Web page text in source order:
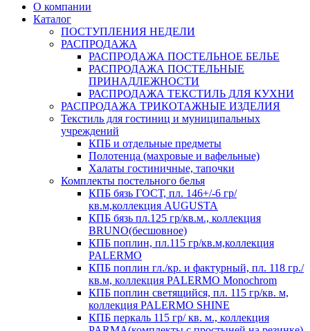
О компании
Каталог
ПОСТУПЛЕНИЯ НЕДЕЛИ
РАСПРОДАЖА
РАСПРОДАЖА ПОСТЕЛЬНОЕ БЕЛЬЕ
РАСПРОДАЖА ПОСТЕЛЬНЫЕ
ПРИНАДЛЕЖНОСТИ
РАСПРОДАЖА ТЕКСТИЛЬ ДЛЯ КУХНИ
РАСПРОДАЖА ТРИКОТАЖНЫЕ ИЗДЕЛИЯ
Текстиль для гостиниц и муниципальных
учреждений
КПБ и отдельные предметы
Полотенца (махровые и вафельные)
Халаты гостиничные, тапочки
Комплекты постельного белья
КПБ бязь ГОСТ, пл. 146+/-6 гр/
кв.м,коллекция AUGUSTA
КПБ бязь пл.125 гр/кв.м., коллекция
BRUNO(бесшовное)
КПБ поплин, пл.115 гр/кв.м,коллекция
PALERMO
КПБ поплин гл./кр. и фактурный, пл. 118 гр./
кв.м, коллекция PALERMO Monochrom
КПБ поплин светящийся, пл. 115 гр/кв. м,
коллекция PALERMO SHINE
КПБ перкаль 115 гр/ кв. м., коллекция